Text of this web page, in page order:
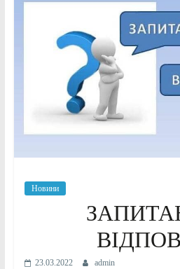
Новини
23.03.2022 admin